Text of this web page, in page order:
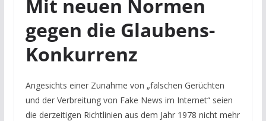
Mit neuen Normen
gegen die Glaubens-
Konkurrenz
Angesichts einer Zunahme von „falschen Gerüchten
und der Verbreitung von Fake News im Internet“ seien
die derzeitigen Richtlinien aus dem Jahr 1978 nicht mehr